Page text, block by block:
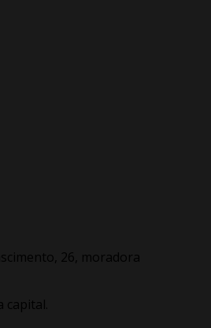
26, moradora
capital.